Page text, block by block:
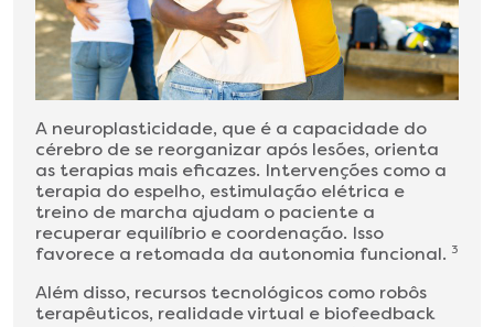
A neuroplasticidade, que é a capacidade do
cérebro de se reorganizar após lesões, orienta
as terapias mais eficazes. Intervenções como a
terapia do espelho, estimulação elétrica e
treino de marcha ajudam o paciente a
recuperar equilíbrio e coordenação. Isso
favorece a retomada da autonomia funcional. 3
Além disso, recursos tecnológicos como robôs
terapêuticos, realidade virtual e biofeedback